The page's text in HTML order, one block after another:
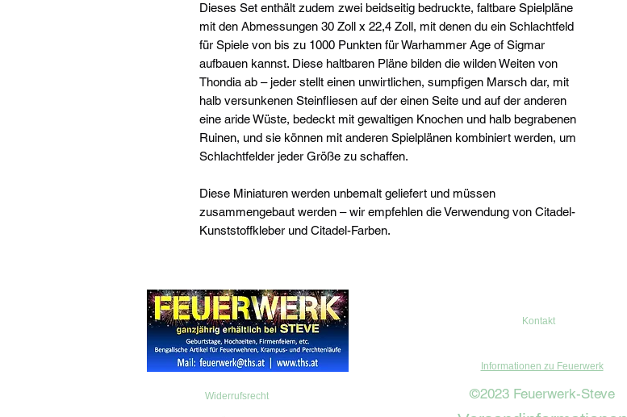
Dieses Set enthält zudem zwei beidseitig bedruckte, faltbare Spielpläne
mit den Abmessungen 30 Zoll x 22,4 Zoll, mit denen du ein Schlachtfeld
für Spiele von bis zu 1000 Punkten für Warhammer Age of Sigmar
aufbauen kannst. Diese haltbaren Pläne bilden die wilden Weiten von
Thondia ab – jeder stellt einen unwirtlichen, sumpfigen Marsch dar, mit
halb versunkenen Steinfliesen auf der einen Seite und auf der anderen
eine aride Wüste, bedeckt mit gewaltigen Knochen und halb begrabenen
Ruinen, und sie können mit anderen Spielplänen kombiniert werden, um
Schlachtfelder jeder Größe zu schaffen.
Diese Miniaturen werden unbemalt geliefert und müssen
zusammengebaut werden – wir empfehlen die Verwendung von Citadel-
Kunststoffkleber und Citadel-Farben.
Widerrufsrecht
Kontakt
Informationen zu Feuerwerk
©2023 Feuerwerk-Steve